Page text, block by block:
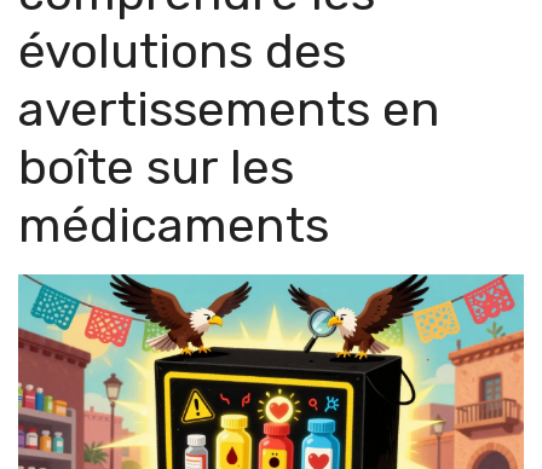
évolutions des
avertissements en
boîte sur les
médicaments